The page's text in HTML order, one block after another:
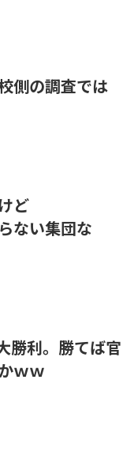
側の調査では
ど
ない集団な
勝利。勝てば官
ｗｗ